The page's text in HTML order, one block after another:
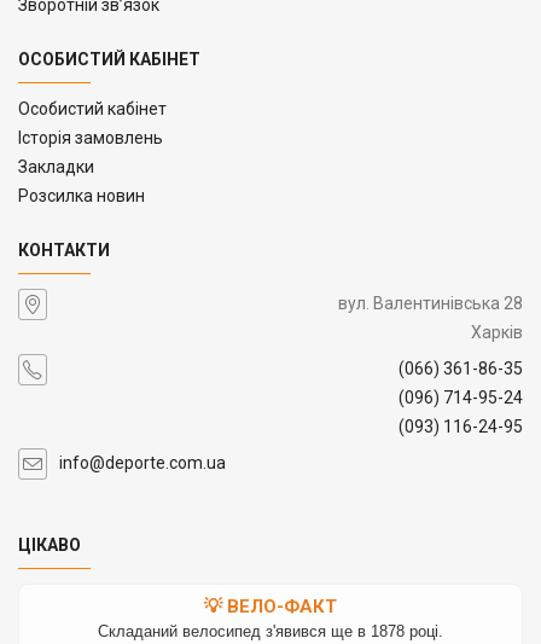
Зворотній зв’язок
ОСОБИСТИЙ КАБІНЕТ
Особистий кабінет
Історія замовлень
Закладки
Розсилка новин
КОНТАКТИ
вул. Валентинівська 28
Харків
(066) 361-86-35
(096) 714-95-24
(093) 116-24-95
info@deporte.com.ua
ЦІКАВО
💡 ВЕЛО-ФАКТ
Складаний велосипед з'явився ще в 1878 році.